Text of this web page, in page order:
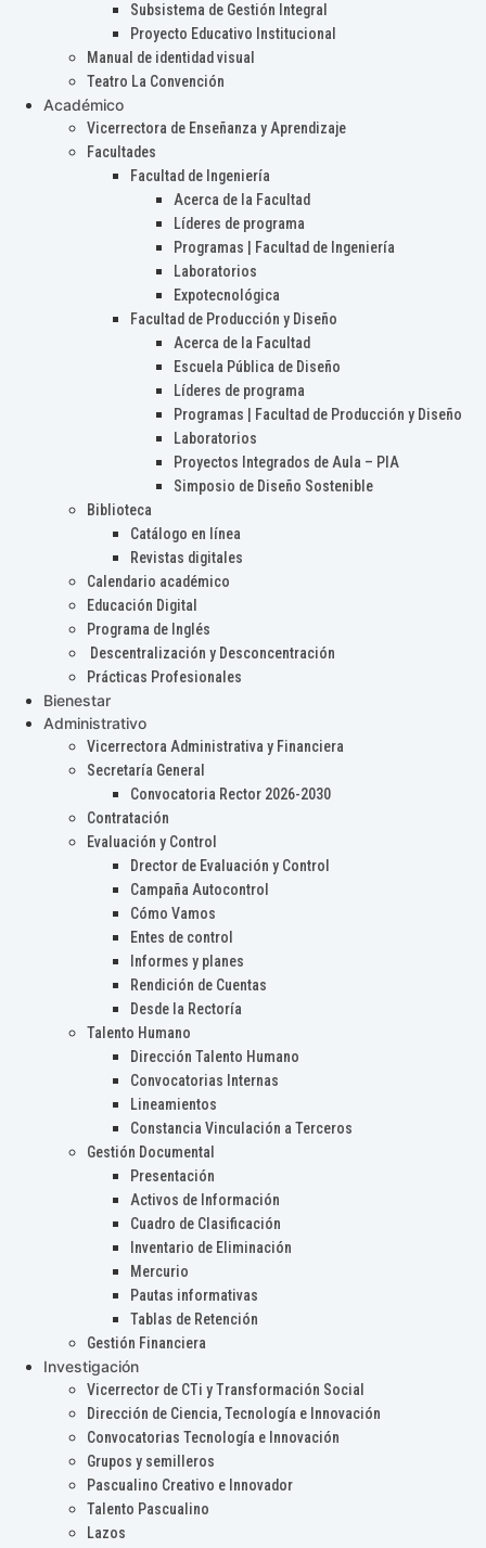
Subsistema de Gestión Integral
Proyecto Educativo Institucional
Manual de identidad visual
Teatro La Convención
Académico
Vicerrectora de Enseñanza y Aprendizaje
Facultades
Facultad de Ingeniería
Acerca de la Facultad
Líderes de programa
Programas | Facultad de Ingeniería
Laboratorios
Expotecnológica
Facultad de Producción y Diseño
Acerca de la Facultad
Escuela Pública de Diseño
Líderes de programa
Programas | Facultad de Producción y Diseño
Laboratorios
Proyectos Integrados de Aula – PIA
Simposio de Diseño Sostenible
Biblioteca
Catálogo en línea
Revistas digitales
Calendario académico
Educación Digital
Programa de Inglés
Descentralización y Desconcentración
Prácticas Profesionales
Bienestar
Administrativo
Vicerrectora Administrativa y Financiera
Secretaría General
Convocatoria Rector 2026-2030
Contratación
Evaluación y Control
Drector de Evaluación y Control
Campaña Autocontrol
Cómo Vamos
Entes de control
Informes y planes
Rendición de Cuentas
Desde la Rectoría
Talento Humano
Dirección Talento Humano
Convocatorias Internas
Lineamientos
Constancia Vinculación a Terceros
Gestión Documental
Presentación
Activos de Información
Cuadro de Clasificación
Inventario de Eliminación
Mercurio
Pautas informativas
Tablas de Retención
Gestión Financiera
Investigación
Vicerrector de CTi y Transformación Social
Dirección de Ciencia, Tecnología e Innovación
Convocatorias Tecnología e Innovación
Grupos y semilleros
Pascualino Creativo e Innovador
Talento Pascualino
Lazos